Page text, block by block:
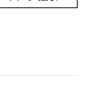
リー カプセル コレク